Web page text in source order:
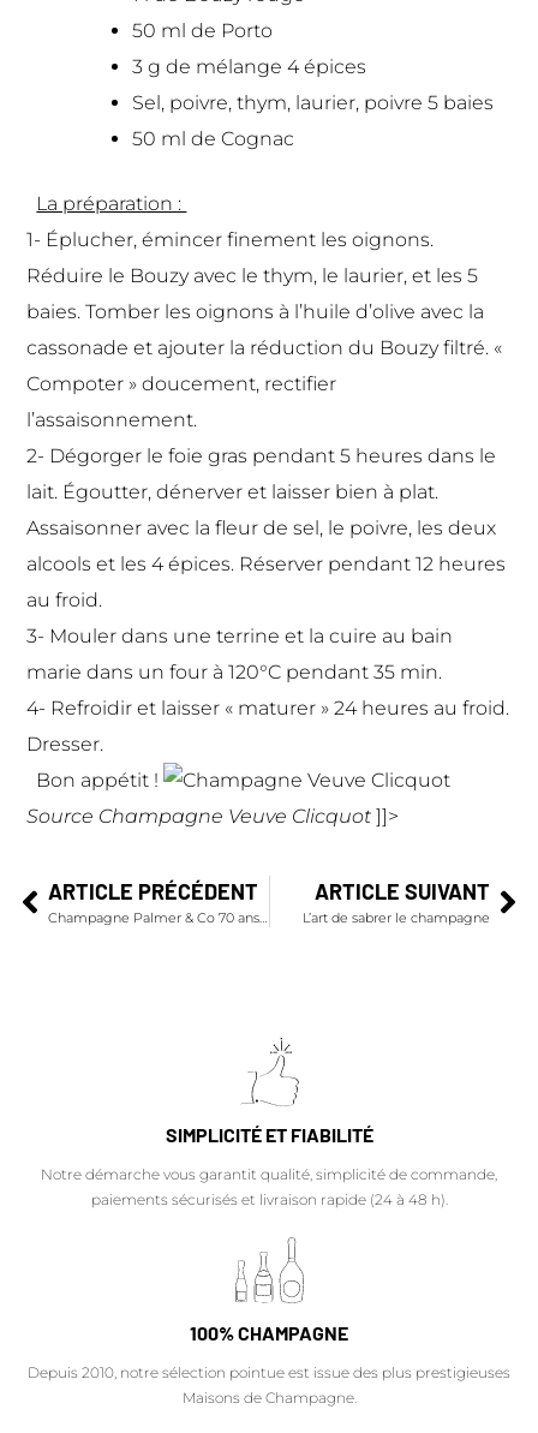
50 ml de Porto
3 g de mélange 4 épices
Sel, poivre, thym, laurier, poivre 5 baies
50 ml de Cognac
La préparation :
1- Éplucher, émincer finement les oignons.
Réduire le Bouzy avec le thym, le laurier, et les 5
baies. Tomber les oignons à l’huile d’olive avec la
cassonade et ajouter la réduction du Bouzy filtré. «
Compoter » doucement, rectifier
l’assaisonnement.
2- Dégorger le foie gras pendant 5 heures dans le
lait. Égoutter, dénerver et laisser bien à plat.
Assaisonner avec la fleur de sel, le poivre, les deux
alcools et les 4 épices. Réserver pendant 12 heures
au froid.
3- Mouler dans une terrine et la cuire au bain
marie dans un four à 120°C pendant 35 min.
4- Refroidir et laisser « maturer » 24 heures au froid.
Dresser.
Bon appétit !
Source Champagne Veuve Clicquot]]>
ARTICLE PRÉCÉDENT
Champagne Palmer & Co 70 ans d'art et d'élégance
ARTICLE SUIVANT
L’art de sabrer le champagne
SIMPLICITÉ ET FIABILITÉ
Notre démarche vous garantit qualité, simplicité de commande,
paiements sécurisés et livraison rapide (24 à 48 h).
100% CHAMPAGNE
Depuis 2010, notre sélection pointue est issue des plus prestigieuses
Maisons de Champagne.